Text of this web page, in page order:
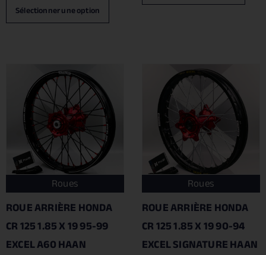
Sélectionner une option
Roues
ROUE ARRIÈRE HONDA
CR 125 1.85 X 19 95-99
EXCEL A60 HAAN
Roues
ROUE ARRIÈRE HONDA
CR 125 1.85 X 19 90-94
EXCEL SIGNATURE HAAN